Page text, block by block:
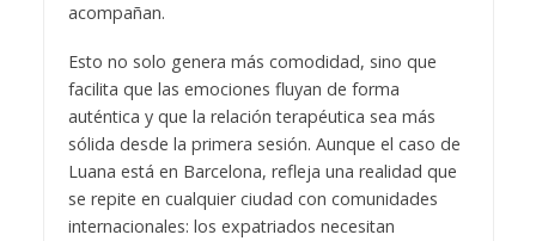
acompañan.
Esto no solo genera más comodidad, sino que
facilita que las emociones fluyan de forma
auténtica y que la relación terapéutica sea más
sólida desde la primera sesión. Aunque el caso de
Luana está en Barcelona, refleja una realidad que
se repite en cualquier ciudad con comunidades
internacionales: los expatriados necesitan